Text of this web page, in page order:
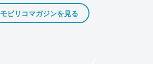
モビリコマガジンを見る